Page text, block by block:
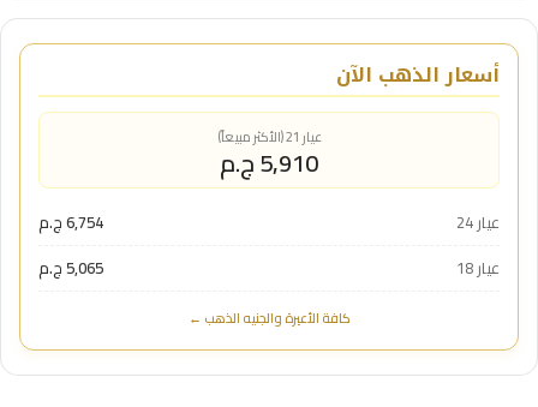
أسعار الذهب الآن
عيار 21 (الأكثر مبيعاً)
5,910 ج.م
عيار 24
6,754 ج.م
عيار 18
5,065 ج.م
كافة الأعيرة والجنيه الذهب ←